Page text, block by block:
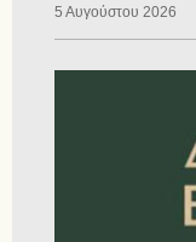
5 Αυγούστου 2026